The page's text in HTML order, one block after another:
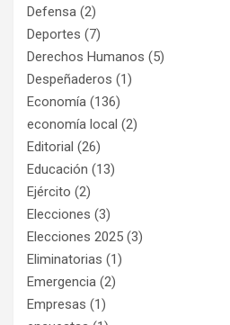
Defensa (2)
Deportes (7)
Derechos Humanos (5)
Despeñaderos (1)
Economía (136)
economía local (2)
Editorial (26)
Educación (13)
Ejército (2)
Elecciones (3)
Elecciones 2025 (3)
Eliminatorias (1)
Emergencia (2)
Empresas (1)